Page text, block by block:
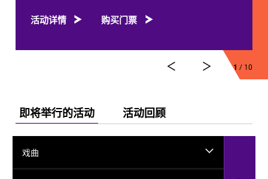
我、我中有你”，成为新疆历史文化的鲜活注脚，更是中
艺术的交融流变搬上舞台。
运，服装设计阳东霖，视觉总监王涵，编导李宏钧、魏
威、古力加娜提·沙塔尔、付阳雪，多媒体设计胡天骥，
灯光设计刘钊，造型设计徐彬，道具设计雷鹏等诸多国
内艺术家。舞剧以新疆艺术剧院歌舞团和新疆师范大学
的青年舞者为班底，携手国内优秀青年舞蹈艺术家共同
出演。
活动详情 购买门票
1 / 10
即将举行的活动 活动回顾
戏曲